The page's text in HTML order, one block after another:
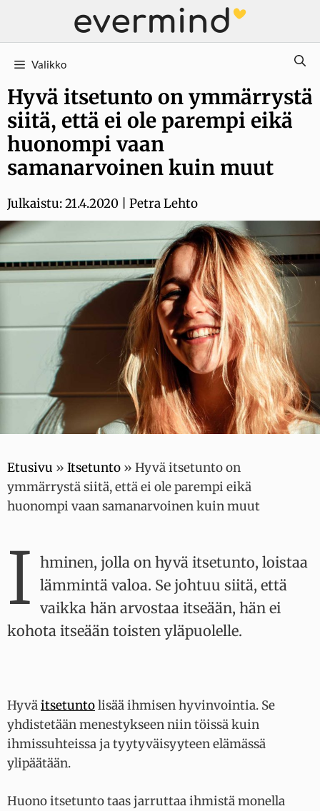
Valikko
Hyvä itsetunto on ymmärrystä
siitä, että ei ole parempi eikä
huonompi vaan
samanarvoinen kuin muut
Julkaistu:21.4.2020 Petra Lehto
Etusivu » Itsetunto » Hyvä itsetunto on
ymmärrystä siitä, että ei ole parempi eikä
huonompi vaan samanarvoinen kuin muut
I hminen, jolla on hyvä itsetunto, loistaa
lämmintä valoa. Se johtuu siitä, että
vaikka hän arvostaa itseään, hän ei
kohota itseään toisten yläpuolelle.
Hyväitsetuntolisää ihmisen hyvinvointia. Se
yhdistetään menestykseen niin töissä kuin
ihmissuhteissa ja tyytyväisyyteen elämässä
ylipäätään.
Huono itsetunto taas jarruttaa ihmistä monella